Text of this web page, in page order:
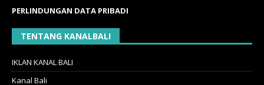
PERLINDUNGAN DATA PRIBADI
TENTANG KANALBALI
IKLAN KANAL BALI
Kanal Bali